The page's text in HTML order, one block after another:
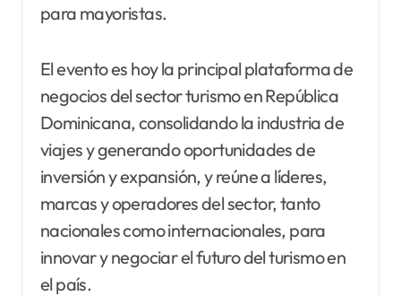
para mayoristas.
El evento es hoy la principal plataforma de
negocios del sector turismo en República
Dominicana, consolidando la industria de
viajes y generando oportunidades de
inversión y expansión, y reúne a líderes,
marcas y operadores del sector, tanto
nacionales como internacionales, para
innovar y negociar el futuro del turismo en
el país.